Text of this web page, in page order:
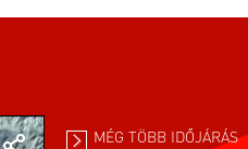
MÉG TÖBB IDŐJÁRÁS